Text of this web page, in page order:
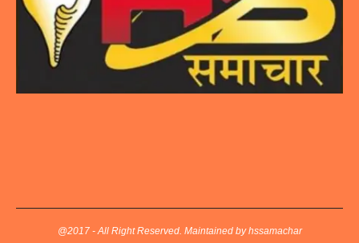
@2017 - All Right Reserved. Maintained by hssamachar